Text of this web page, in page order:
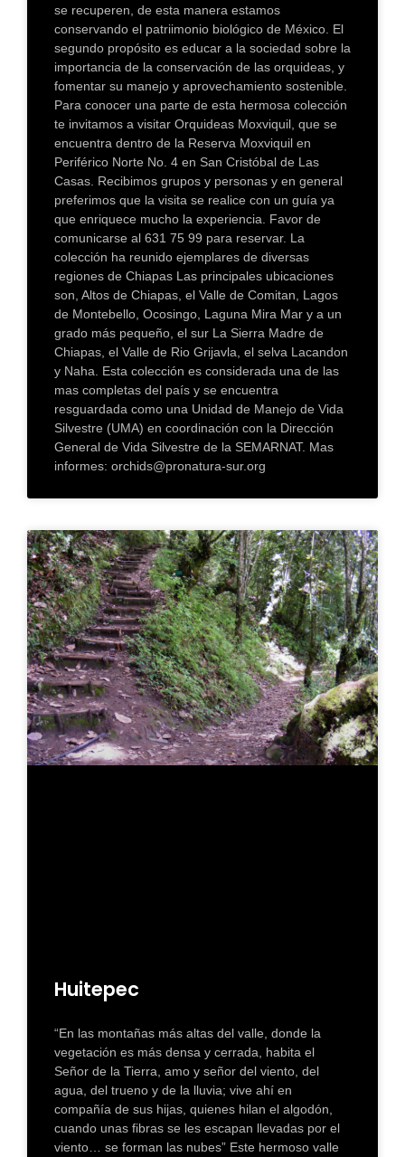
se recuperen, de esta manera estamos
conservando el patriimonio biológico de México. El
segundo propósito es educar a la sociedad sobre la
importancia de la conservación de las orquideas, y
fomentar su manejo y aprovechamiento sostenible.
Para conocer una parte de esta hermosa colección
te invitamos a visitar Orquideas Moxviquil, que se
encuentra dentro de la Reserva Moxviquil en
Periférico Norte No. 4 en San Cristóbal de Las
Casas. Recibimos grupos y personas y en general
preferimos que la visita se realice con un guía ya
que enriquece mucho la experiencia. Favor de
comunicarse al 631 75 99 para reservar. La
colección ha reunido ejemplares de diversas
regiones de Chiapas Las principales ubicaciones
son, Altos de Chiapas, el Valle de Comitan, Lagos
de Montebello, Ocosingo, Laguna Mira Mar y a un
grado más pequeño, el sur La Sierra Madre de
Chiapas, el Valle de Rio Grijavla, el selva Lacandon
y Naha. Esta colección es considerada una de las
mas completas del país y se encuentra
resguardada como una Unidad de Manejo de Vida
Silvestre (UMA) en coordinación con la Dirección
General de Vida Silvestre de la SEMARNAT. Mas
informes: orchids@pronatura-sur.org
Huitepec
“En las montañas más altas del valle, donde la
vegetación es más densa y cerrada, habita el
Señor de la Tierra, amo y señor del viento, del
agua, del trueno y de la lluvia; vive ahí en
compañía de sus hijas, quienes hilan el algodón,
cuando unas fibras se les escapan llevadas por el
viento… se forman las nubes” Este hermoso valle